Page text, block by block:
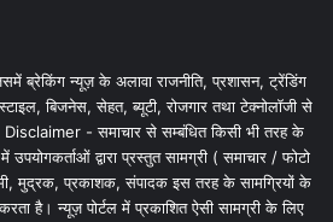
ब्रेकिंग न्यूज़ के अलावा राजनीति, प्रशासन, ट्रेंडिंग
बिजनेस, सेहत, ब्यूटी, रोजगार तथा टेक्नोलॉजी से
Disclaimer - समाचार से सम्बंधित किसी भी तरह के
द्वारा प्रस्तुत सामग्री ( समाचार / फोटो
मुद्रक, प्रकाशक, संपादक इस तरह के सामग्रियों के
है। न्यूज़ पोर्टल में प्रकाशित ऐसी सामग्री के लिए